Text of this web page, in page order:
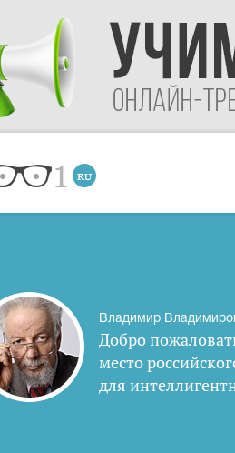
Владимир
Добро
место
для